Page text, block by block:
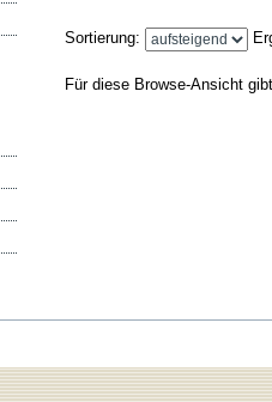
Sortierung:
Für diese Browse-Ansicht